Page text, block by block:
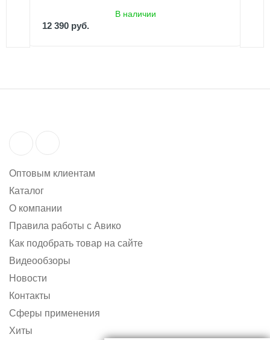
В наличии
12 390 руб.
Оптовым клиентам
Каталог
О компании
Правила работы с Авико
Как подобрать товар на сайте
Видеообзоры
Новости
Контакты
Сферы применения
Хиты